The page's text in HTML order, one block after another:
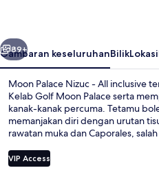
inclusive
Seterusnya
89+
Gambaran keseluruhanBilikLokasi
Moon Palace Nizuc - All inclusive
Kelab Golf Moon Palace serta
kanak-kanak percuma. Tetamu
memanjakan diri dengan urutan
rawatan muka dan Caporales,
malam. Sorotan lain di hartanah
terbuka, bar tepi kolam, dan pusat
VIP Access